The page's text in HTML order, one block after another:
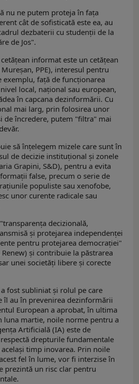
nu ne putem proteja în fața
cât de sofisticată este ea, au
dezbaterii cu studenții de la
de Jos".
informat este un cetățean
PPE), interesul pentru
exemplu, față de funcționarea
local, național sau european,
în capcana dezinformării. Cu
mai larg, prin folosirea unor
de încredere, putem "filtra" mai
să înțelegem mizele care sunt în
de decizie instituțional și zonele
Grapini, S&D), pentru a evita
false, precum o serie de
populiste sau xenofobe,
unor curente radicale sau
decizională,
și protejarea independenței
pentru protejarea democrației"
și contribuie la păstrarea
unei societăți libere și corecte
fost subliniat și rolul pe care
îl au în prevenirea dezinformării
European a aprobat, în ultima
luna martie, noile norme pentru a
Artificială (IA) este de
drepturile fundamentale
timp inovarea. Prin noile
fel în lume, vor fi interzise în
prezintă un risc clar pentru